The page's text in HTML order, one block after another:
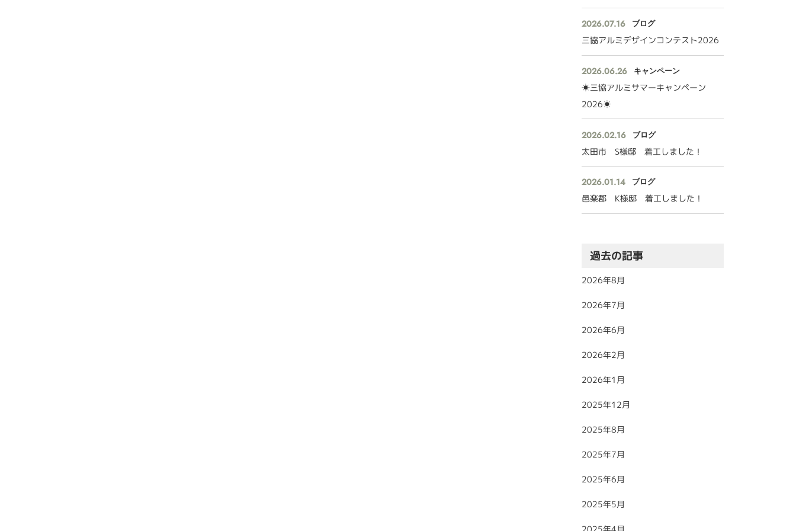
2026.07.16
ブログ
三協アルミデザインコンテスト2026
2026.06.26
キャンペーン
☀三協アルミサマーキャンペーン
2026☀
2026.02.16
ブログ
太田市 S様邸 着工しました！
2026.01.14
ブログ
邑楽郡 K様邸 着工しました！
過去の記事
2026年8月
2026年7月
2026年6月
2026年2月
2026年1月
2025年12月
2025年8月
2025年7月
2025年6月
2025年5月